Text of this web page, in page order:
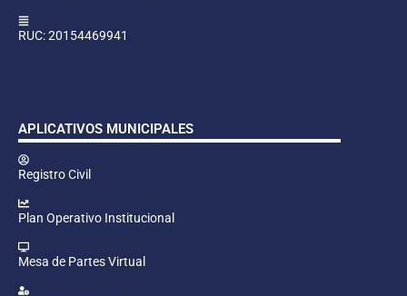
RUC: 20154469941
APLICATIVOS MUNICIPALES
Registro Civil
Plan Operativo Institucional
Mesa de Partes Virtual